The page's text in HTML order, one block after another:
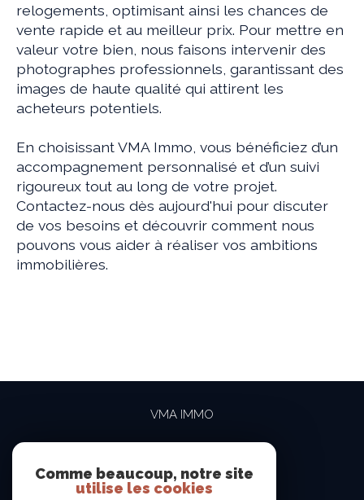
relogements, optimisant ainsi les chances de
vente rapide et au meilleur prix. Pour mettre en
valeur votre bien, nous faisons intervenir des
photographes professionnels, garantissant des
images de haute qualité qui attirent les
acheteurs potentiels.
En choisissant VMA Immo, vous bénéficiez d’un
accompagnement personnalisé et d’un suivi
rigoureux tout au long de votre projet.
Contactez-nous dès aujourd'hui pour discuter
de vos besoins et découvrir comment nous
pouvons vous aider à réaliser vos ambitions
immobilières.
VMA IMMO
contact@vma-immo.com
19 rue des Rosiéristes
Comme beaucoup, notre site
utilise les cookies